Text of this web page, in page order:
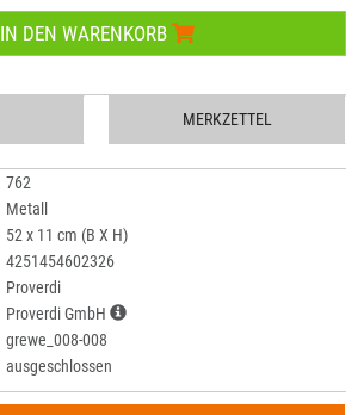
IN DEN WARENKORB
MERKZETTEL
762
Metall
52 x 11 cm (B X H)
4251454602326
Proverdi
Proverdi GmbH
grewe_008-008
ausgeschlossen